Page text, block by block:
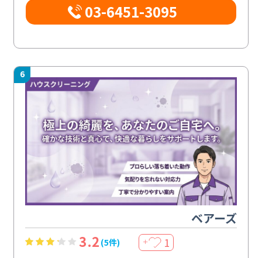
03-6451-3095
6
ベアーズ
3.2 (5件) ＋ 1